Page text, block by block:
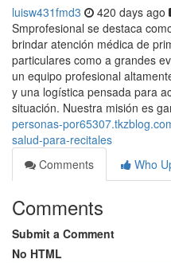
luisw431fmd3 420 days ago
Smprofesional se destaca
brindar atención médica de
particulares como a grandes
un equipo profesional
y una logística pensada para
situación. Nuestra misión es
personas-
salud-para-recitales
Comments
Who
Comments
Submit a Comment
No HTML